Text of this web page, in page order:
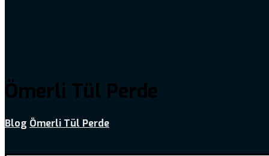
Ömerli Tül Perde
Blog Ömerli Tül Perde